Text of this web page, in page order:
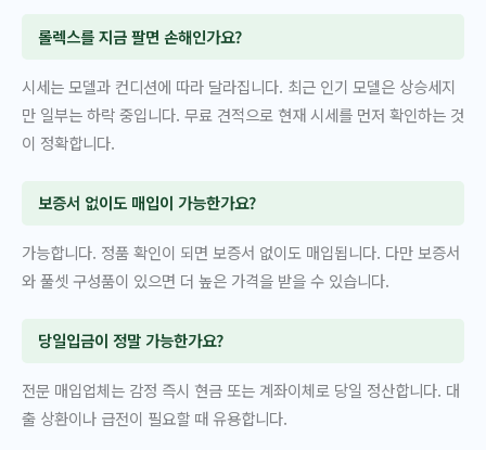
롤렉스를 지금 팔면 손해인가요?
시세는 모델과 컨디션에 따라 달라집니다. 최근 인기 모델은 상승세지
만 일부는 하락 중입니다. 무료 견적으로 현재 시세를 먼저 확인하는 것
이 정확합니다.
보증서 없이도 매입이 가능한가요?
가능합니다. 정품 확인이 되면 보증서 없이도 매입됩니다. 다만 보증서
와 풀셋 구성품이 있으면 더 높은 가격을 받을 수 있습니다.
당일입금이 정말 가능한가요?
전문 매입업체는 감정 즉시 현금 또는 계좌이체로 당일 정산합니다. 대
출 상환이나 급전이 필요할 때 유용합니다.